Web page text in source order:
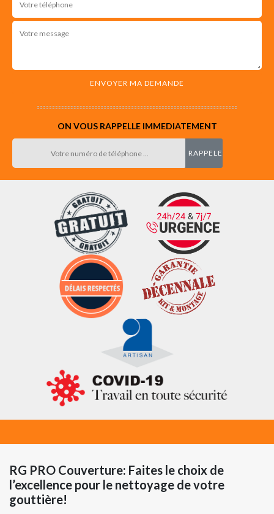
ON VOUS RAPPELLE IMMEDIATEMENT
RG PRO Couverture: Faites le choix de
l’excellence pour le nettoyage de votre
gouttière!